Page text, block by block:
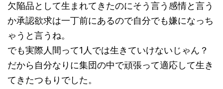
欠陥品として生まれてきたのにそう言う感情と言う
か承認欲求は一丁前にあるので自分でも嫌になっち
ゃうと言うね。
でも実際人間って1人では生きていけないじゃん？
だから自分なりに集団の中で頑張って適応して生き
てきたつもりでした。